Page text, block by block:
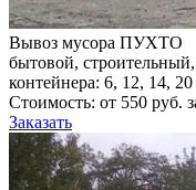
Вывоз мусора ПУХТО
бытовой,
контейнера: 6, 12, 14,
Стоимость: от 550 руб.
Заказать